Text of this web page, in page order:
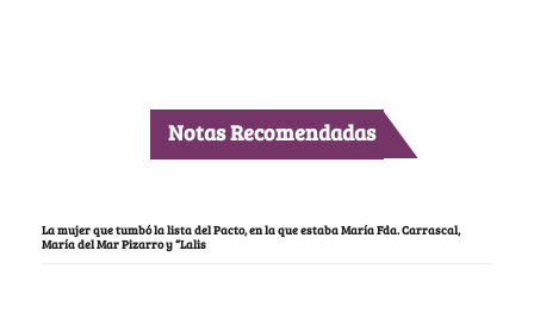
Notas Recomendadas
La mujer que tumbó la lista del Pacto, en la que estaba María Fda. Carrascal,
María del Mar Pizarro y “Lalis